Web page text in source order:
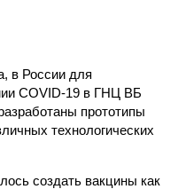
в России для
COVID-19 в ГНЦ ВБ
прототипы
технологических
создать вакцины как